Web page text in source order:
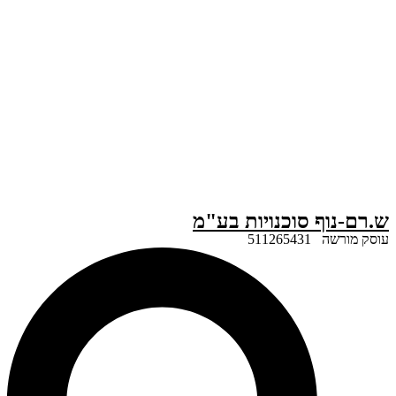
סוכנויות בע"מ